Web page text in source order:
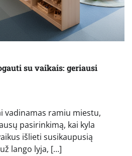
su vaikais: geriausi
vadinamas ramiu miestu,
pasirinkimą, kai kyla
išlieti susikaupusią
lango lyja, […]